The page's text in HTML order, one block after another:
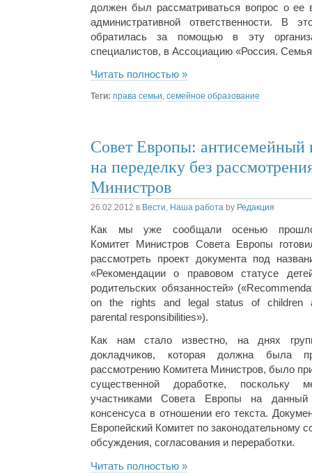
должен был рассматриваться вопрос о ее
административной ответственности. В
обратилась за помощью в эту
специалистов, в Ассоциацию «Россия.
Читать полностью »
Теги: права семьи, семейное образование
Совет Европы: антисемейный
на переделку без
Министров
26.02.2012 в Вести, Наша работа by Редакция
Как мы уже сообщали осенью
Комитет Министров Совета Европы
рассмотреть проект документа под
«Рекомендации о правовом статусе
родительских обязанностей»
on the rights and legal status of children
parental responsibilities»).
Как нам стало известно, на днях
докладчиков, которая должна была
рассмотрению Комитета Министров, было
существенной доработке, поскольку
участниками Совета Европы на
консенсуса в отношении его текста.
Европейский Комитет по законодательному
обсуждения, согласования и переработки.
Читать полностью »